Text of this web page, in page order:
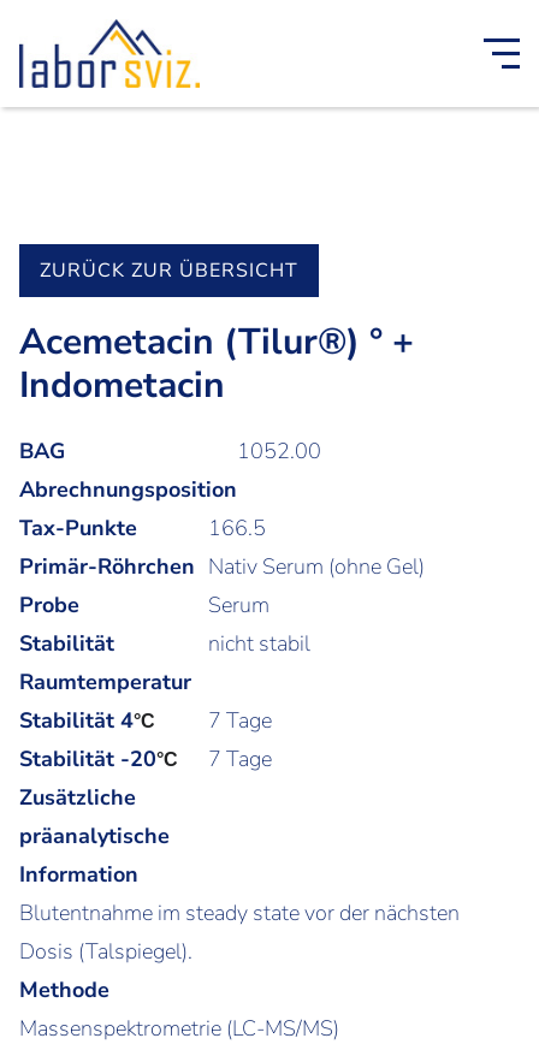
ZURÜCK ZUR ÜBERSICHT
Acemetacin (Tilur®) ° +
Indometacin
BAG
Abrechnungsposition
1052.00
Tax-Punkte
166.5
Primär-Röhrchen Nativ Serum (ohne Gel)
Probe
Serum
Stabilität
Raumtemperatur
nicht stabil
Stabilität 4°C
7 Tage
Stabilität -20°C
7 Tage
Zusätzliche
präanalytische
Information
Blutentnahme im steady state vor der nächsten
Dosis (Talspiegel).
Methode
Massenspektrometrie (LC-MS/MS)